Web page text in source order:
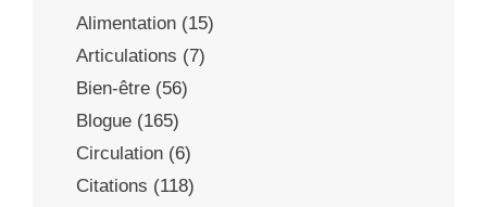
Alimentation (15)
Articulations (7)
Bien-être (56)
Blogue (165)
Circulation (6)
Citations (118)